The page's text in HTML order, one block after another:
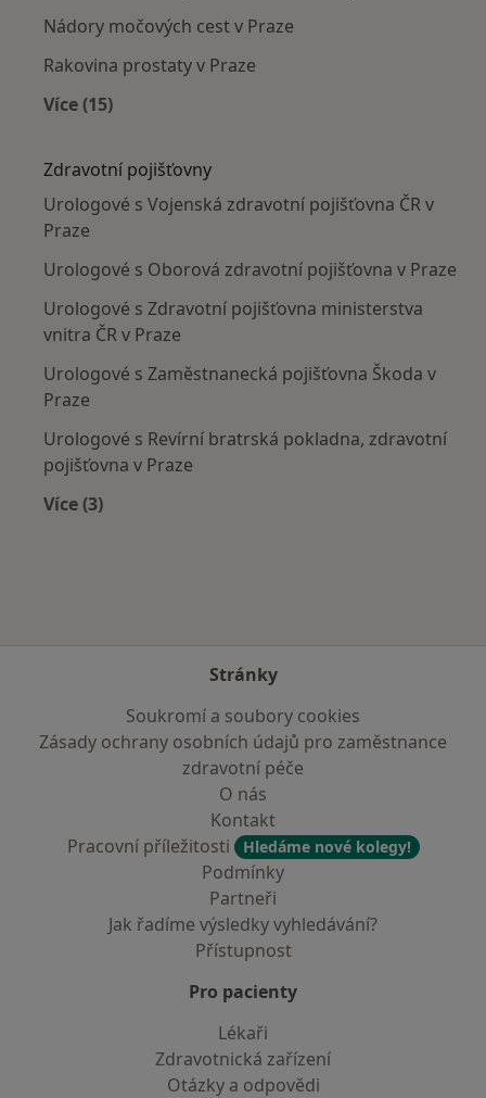
Nádory močových cest v Praze
Rakovina prostaty v Praze
Více (15)
Zdravotní pojišťovny
Urologové s Vojenská zdravotní pojišťovna ČR v
Praze
Urologové s Oborová zdravotní pojišťovna v Praze
Urologové s Zdravotní pojišťovna ministerstva
vnitra ČR v Praze
Urologové s Zaměstnanecká pojišťovna Škoda v
Praze
Urologové s Revírní bratrská pokladna, zdravotní
pojišťovna v Praze
Více (3)
Stránky
Soukromí a soubory cookies
Zásady ochrany osobních údajů pro zaměstnance
zdravotní péče
O nás
Kontakt
Pracovní příležitosti
Hledáme nové kolegy!
Podmínky
Partneři
Jak řadíme výsledky vyhledávání?
Přístupnost
Pro pacienty
Lékaři
Zdravotnická zařízení
Otázky a odpovědi